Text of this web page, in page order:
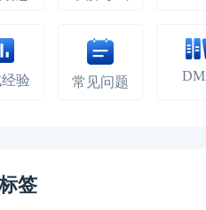
验 常见问题
签